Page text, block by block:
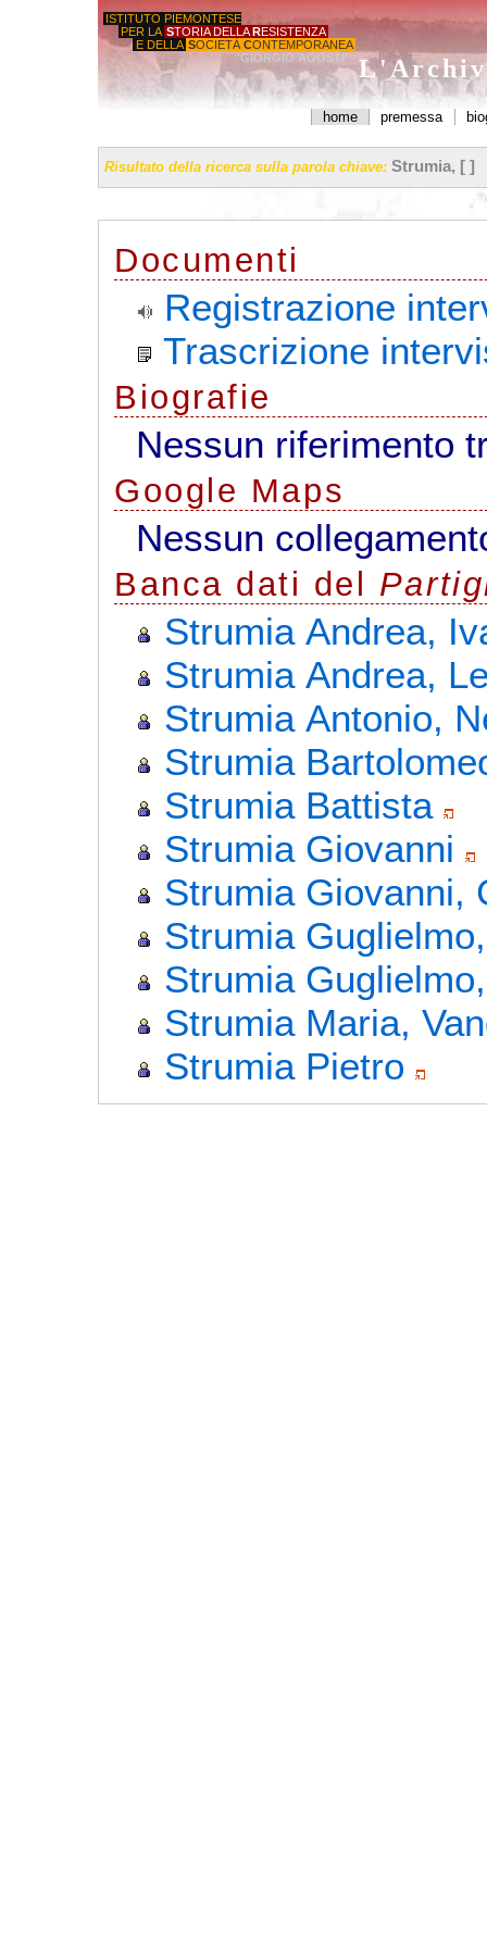
ISTITUTO PIEMONTESE
PER LA STORIA DELLA RESISTENZA
E DELLA SOCIETÀ CONTEMPORANEA
'GIORGIO AGOSTI'
home premessa
Risultato della ricerca sulla parola chiave: Strumia, [ ]
Documenti
Registrazione
Trascrizione
Biografie
Nessun riferimento
Goog e Maps
Nessun
Banca dati del
Strumia Andrea,
Strumia Andrea,
Strumia Antonio,
Strumia
Strumia Battista
Strumia Giovanni
Strumia Giovanni,
Strumia
Strumia
Strumia Maria,
Strumia Pietro